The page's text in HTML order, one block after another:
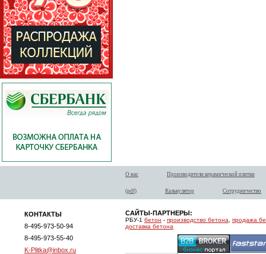
О нас Производители керамической плитки
(pdf) Калькулятор Сотрудничество
КОНТАКТЫ
8-495-973-50-94
8-495-973-55-40
K-Plitka@inbox.ru
САЙТЫ-ПАРТНЕРЫ:
РБУ-1 бетон - производство бетона
продажа
доставка бетона